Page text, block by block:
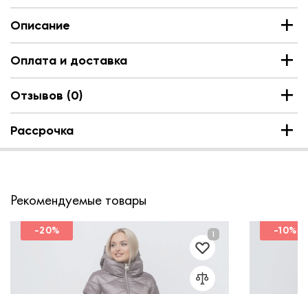
Описание
Оплата и доставка
Отзывов (0)
Рассрочка
Рекомендуемые товары
-20% -10%